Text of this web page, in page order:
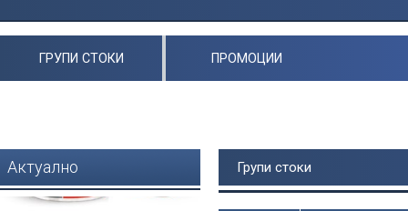
ГРУПИ СТОКИ ПРОМОЦИИ
Актуално Групи стоки